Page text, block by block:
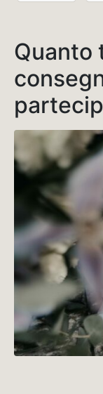
Quanto